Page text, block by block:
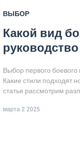
ВЫБОР
Какой вид
Выбор первого
Какие стили подходят
статье рассмотрим
или опыта. Узнаем, на
марта 2 2025